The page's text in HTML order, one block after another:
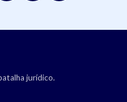
jurídico.